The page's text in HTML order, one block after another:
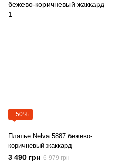
−50%
Платье Nelva 5887 бежево-
коричневый жаккард
3 490 грн 6 979 грн